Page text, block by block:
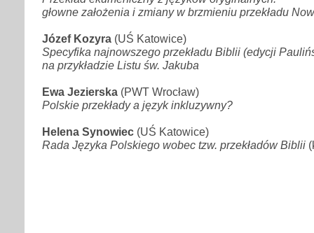
głowne założenia i zmiany w brzmieniu przekładu
Józef Kozyra (UŚ Katowice)
Specyfika najnowszego przekładu Biblii (edycji
na przykładzie Listu św. Jakuba
Ewa Jezierska (PWT Wrocław)
Polskie przekłady a język inkluzywny?
Helena Synowiec (UŚ Katowice)
Rada Języka Polskiego wobec tzw. przekładów Biblii